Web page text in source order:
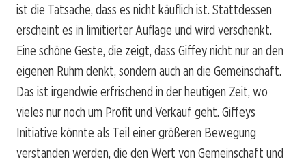
ist die Tatsache, dass es nicht käuflich ist. Stattdessen
erscheint es in limitierter Auflage und wird verschenkt.
Eine schöne Geste, die zeigt, dass Giffey nicht nur an den
eigenen Ruhm denkt, sondern auch an die Gemeinschaft.
Das ist irgendwie erfrischend in der heutigen Zeit, wo
vieles nur noch um Profit und Verkauf geht. Giffeys
Initiative könnte als Teil einer größeren Bewegung
verstanden werden, die den Wert von Gemeinschaft und